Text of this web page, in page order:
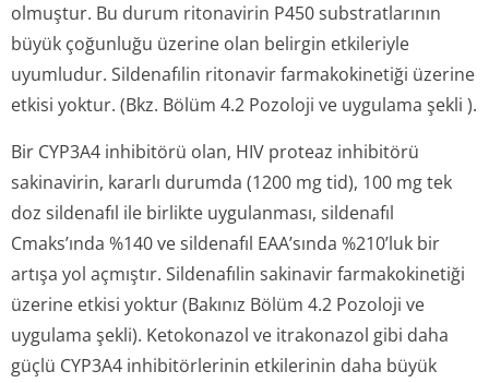
olmuştur. Bu durum ritonavirin P450 substratlarının
büyük çoğunluğu üzerine olan belirgin etkileriyle
uyumludur. Sildenafılin ritonavir farmakokinetiği üzerine
etkisi yoktur. (Bkz. Bölüm 4.2 Pozoloji ve uygulama şekli ).
Bir CYP3A4 inhibitörü olan, HIV proteaz inhibitörü
sakinavirin, kararlı durumda (1200 mg tid), 100 mg tek
doz sildenafıl ile birlikte uygulanması, sildenafıl
Cmaks’ında %140 ve sildenafıl EAA’sında %210’luk bir
artışa yol açmıştır. Sildenafılin sakinavir farmakokinetiği
üzerine etkisi yoktur (Bakınız Bölüm 4.2 Pozoloji ve
uygulama şekli). Ketokonazol ve itrakonazol gibi daha
güçlü CYP3A4 inhibitörlerinin etkilerinin daha büyük